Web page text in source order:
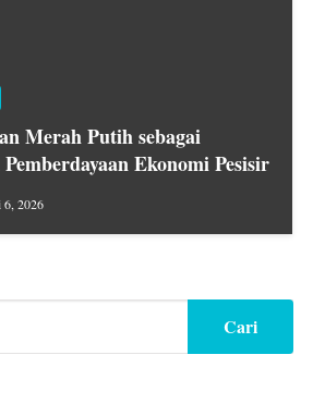
Merah Putih sebagai
Ekonomi Pesisir
6, 2026
Cari